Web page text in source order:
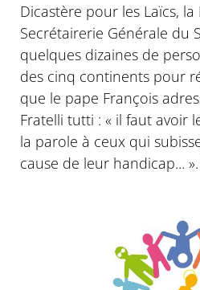
Dicastère pour les Laïcs, la
Secrétairerie Générale du
quelques dizaines de
des cinq continents pour
que le pape François
Fratelli tutti : « il faut avoir
la parole à ceux qui
cause de leur handicap... ».